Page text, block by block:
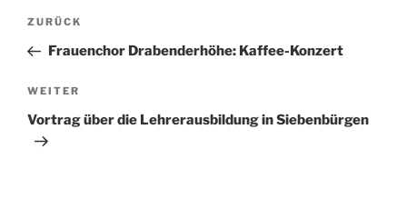
Beitragsnavigation
Vorheriger
Beitrag
ZURÜCK
Frauenchor Drabenderhöhe: Kaffee-Konzert
Nächster
Beitrag
WEITER
Vortrag über die Lehrerausbildung in Siebenbürgen